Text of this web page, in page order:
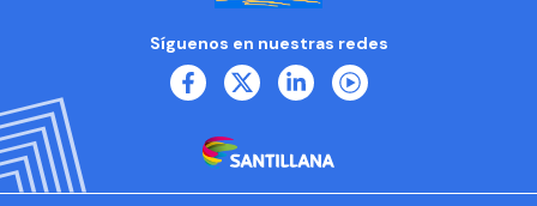
Síguenos en nuestras redes